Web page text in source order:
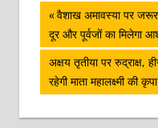
पोस्ट
नेविगेशन
Previous
Post:
वैशाख अमावस्या पर जरूर
दूर और पूर्वजों का मिलेगा
Next
Post:
अक्षय तृतीया पर रुद्राक्ष,
रहेगी माता महालक्ष्मी की